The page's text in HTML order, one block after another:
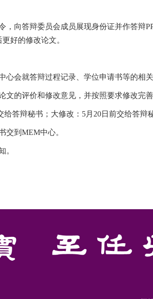
，向答辩委员会成员展现身份证并作答
好的修改论文。
心会就答辩过程记录、学位申请书等的相
的评价和修改意见，并按照要求修改完善
给答辩秘书； 大修改：5月20日前交给答辩
交到MEM中心。
。